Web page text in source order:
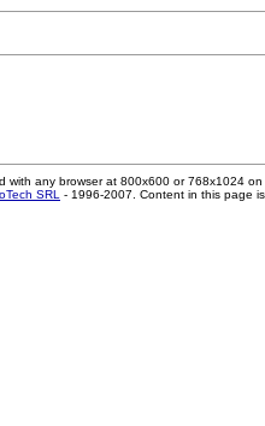
with any browser at 800x600 or 768x1024 on
SRL - 1996-2007. Content in this page